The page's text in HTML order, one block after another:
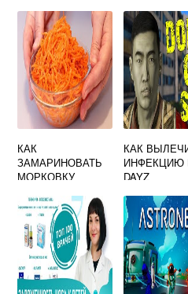
КАК
ЗАМАРИНОВАТЬ
МОРКОВКУ
КАК
ИНФЕКЦИЮ
DAYZ